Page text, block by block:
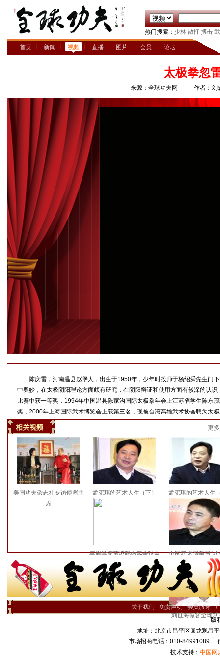
热门搜索： 少林 散打 搏击
首页 新闻 视频 直播 图片 会员 论坛
太极拳忽
来源：全球功夫网 作者：刘
陈庆雷，河南温县赵堡人，出生于1950年，少年时投师于杨绍舜先生门下
中奥妙，在太极阴阳理论方面颇有研究，在阴阳辩证和使用方面有较深的认
比赛中获一等奖，1994年中国温县陈家沟国际太极拳年会上江苏省学生陈东
奖，2000年上海国际武术博览会上获第三名，现被台湾高雄武术协会聘为太
相关视频 更
美国功夫杂志社专访傅彪主
席
孟宪琪的艺术人生（下） 孟宪琪的艺术人生
喜剧导演董绍鹏做客全球电
视台
中国武术圆美国“功
刘世海做客全球功
关于我们 免责声明|会员服务|
版
地址：北京市昌平区回龙观昌
市场招商电话：010-84991089
技术支持： 中国网